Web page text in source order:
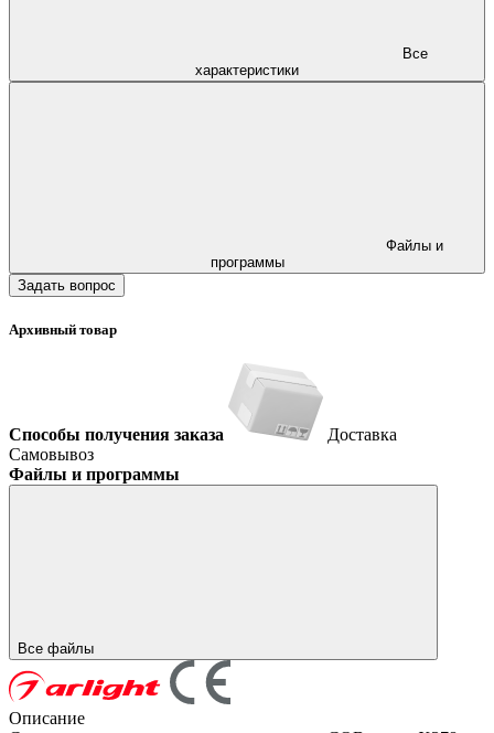
характеристики
программы
Задать вопрос
Архивный товар
Способы получения заказа
Доставка
Самовывоз
Файлы и программы
Все файлы
Описание